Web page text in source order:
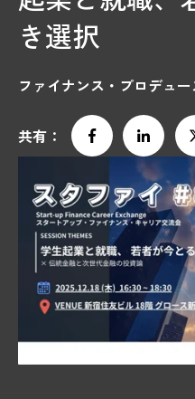
き選択
ファイナンス・プロデュー
共有：